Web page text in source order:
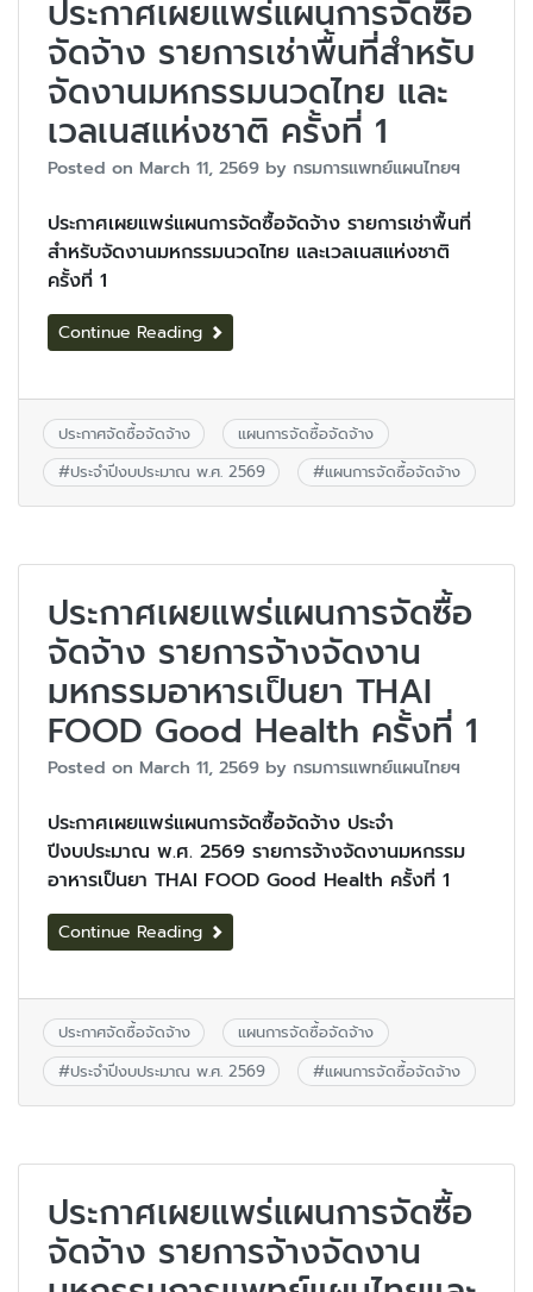
ประกาศเผยแพร่แผนการจัดซื้อ
จัดจ้าง รายการเช่าพื้นที่สำหรับ
จัดงานมหกรรมนวดไทย และ
เวลเนสแห่งชาติ ครั้งที่ 1
Posted on March 11, 2569 by กรมการแพทย์แผนไทยฯ
ประกาศเผยแพร่แผนการจัดซื้อจัดจ้าง รายการเช่าพื้นที่
สำหรับจัดงานมหกรรมนวดไทย และเวลเนสแห่งชาติ
ครั้งที่ 1
Continue Reading
ประกาศจัดซื้อจัดจ้าง
แผนการจัดซื้อจัดจ้าง
#ประจำปีงบประมาณ พ.ศ. 2569 #แผนการจัดซื้อจัดจ้าง
ประกาศเผยแพร่แผนการจัดซื้อ
จัดจ้าง รายการจ้างจัดงาน
มหกรรมอาหารเป็นยา THAI
FOOD Good Health ครั้งที่ 1
Posted on March 11, 2569 by กรมการแพทย์แผนไทยฯ
ประกาศเผยแพร่แผนการจัดซื้อจัดจ้าง ประจำ
ปีงบประมาณ พ.ศ. 2569 รายการจ้างจัดงานมหกรรม
อาหารเป็นยา THAI FOOD Good Health ครั้งที่ 1
Continue Reading
ประกาศจัดซื้อจัดจ้าง
แผนการจัดซื้อจัดจ้าง
#ประจำปีงบประมาณ พ.ศ. 2569 #แผนการจัดซื้อจัดจ้าง
ประกาศเผยแพร่แผนการจัดซื้อ
จัดจ้าง รายการจ้างจัดงาน